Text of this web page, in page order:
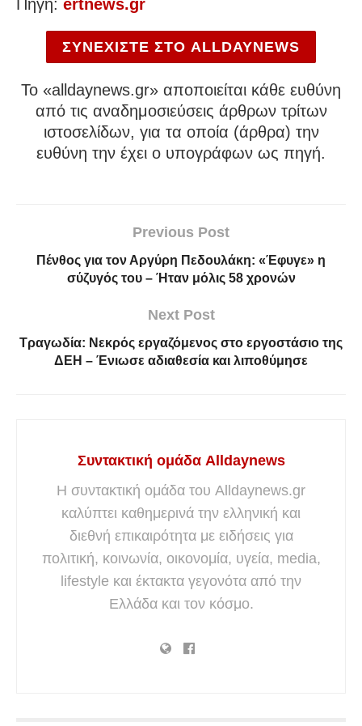
Πηγή: ertnews.gr
ΣΥΝΕΧΙΣΤΕ ΣΤΟ ALLDAYNEWS
To «alldaynews.gr» αποποιείται κάθε ευθύνη
από τις αναδημοσιεύσεις άρθρων τρίτων
ιστοσελίδων, για τα οποία (άρθρα) την
ευθύνη την έχει ο υπογράφων ως πηγή.
Previous Post
Πένθος για τον Αργύρη Πεδουλάκη: «Έφυγε» η
σύζυγός του – Ήταν μόλις 58 χρονών
Next Post
Τραγωδία: Νεκρός εργαζόμενος στο εργοστάσιο της
ΔΕΗ – Ένιωσε αδιαθεσία και λιποθύμησε
Συντακτική ομάδα Alldaynews
Η συντακτική ομάδα του Alldaynews.gr
καλύπτει καθημερινά την ελληνική και
διεθνή επικαιρότητα με ειδήσεις για
πολιτική, κοινωνία, οικονομία, υγεία, media,
lifestyle και έκτακτα γεγονότα από την
Ελλάδα και τον κόσμο.